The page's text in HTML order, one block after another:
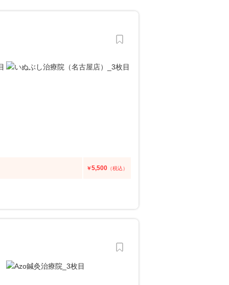
￥5,500 （税込）